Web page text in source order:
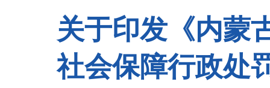
关于印发《内蒙
社会保障行政处